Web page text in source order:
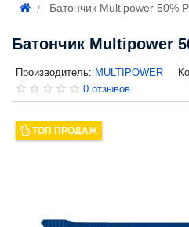
Батончик Multipower 50%
Батончик Multipower
Производитель: MULTIPOWER
0 отзывов
ТОП ПРОДАЖ